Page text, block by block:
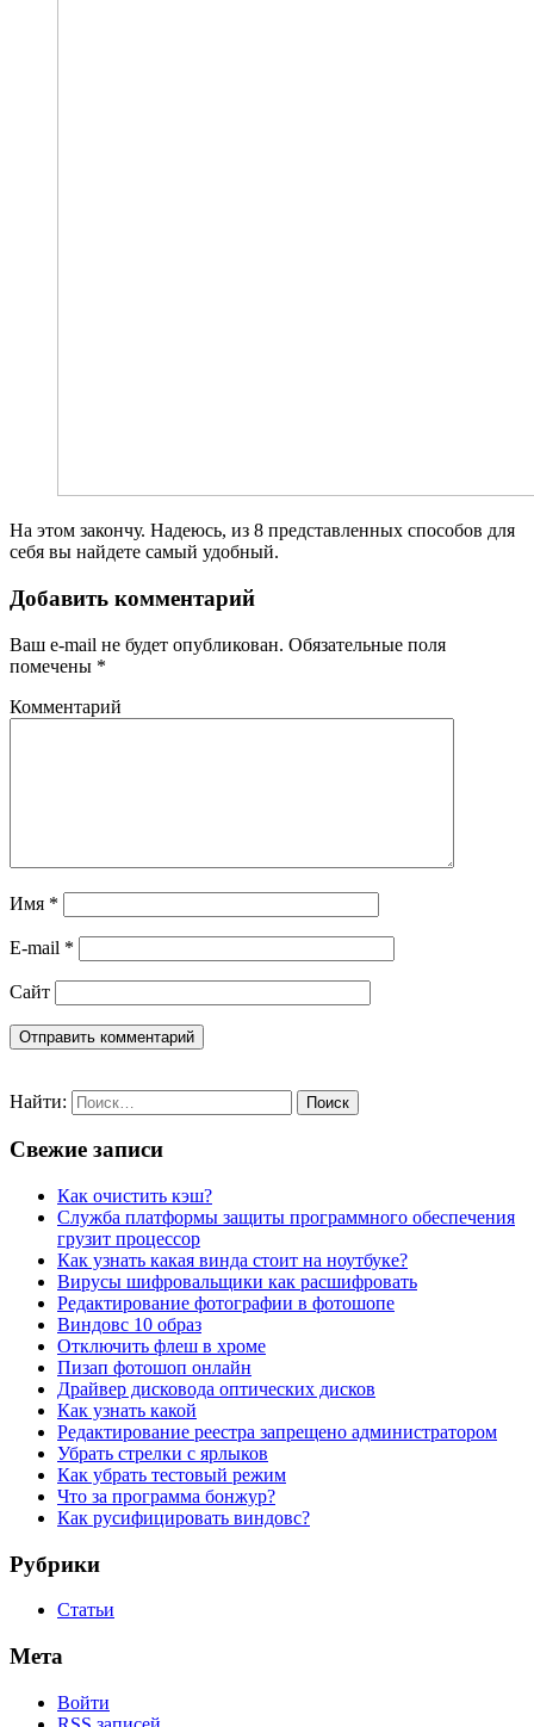
На этом закончу. Надеюсь, из 8 представленных способов для
себя вы найдете самый удобный.
Добавить комментарий
Ваш e-mail не будет опубликован. Обязательные поля
помечены *
Комментарий
Имя *
E-mail *
Сайт
Найти:
Свежие записи
Как очистить кэш?
Служба платформы защиты программного обеспечения
грузит процессор
Как узнать какая винда стоит на ноутбуке?
Вирусы шифровальщики как расшифровать
Редактирование фотографии в фотошопе
Виндовс 10 образ
Отключить флеш в хроме
Пизап фотошоп онлайн
Драйвер дисковода оптических дисков
Как узнать какой
Редактирование реестра запрещено администратором
Убрать стрелки с ярлыков
Как убрать тестовый режим
Что за программа бонжур?
Как русифицировать виндовс?
Рубрики
Статьи
Мета
Войти